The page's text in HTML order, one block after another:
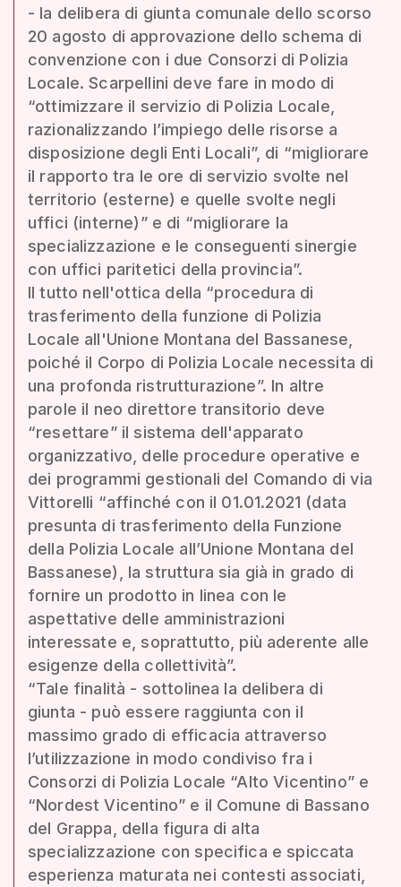
- la delibera di giunta comunale dello scorso
20 agosto di approvazione dello schema di
convenzione con i due Consorzi di Polizia
Locale. Scarpellini deve fare in modo di
“ottimizzare il servizio di Polizia Locale,
razionalizzando l’impiego delle risorse a
disposizione degli Enti Locali”, di “migliorare
il rapporto tra le ore di servizio svolte nel
territorio (esterne) e quelle svolte negli
uffici (interne)” e di “migliorare la
specializzazione e le conseguenti sinergie
con uffici paritetici della provincia”.
Il tutto nell'ottica della “procedura di
trasferimento della funzione di Polizia
Locale all'Unione Montana del Bassanese,
poiché il Corpo di Polizia Locale necessita di
una profonda ristrutturazione”. In altre
parole il neo direttore transitorio deve
“resettare” il sistema dell'apparato
organizzativo, delle procedure operative e
dei programmi gestionali del Comando di via
Vittorelli “affinché con il 01.01.2021 (data
presunta di trasferimento della Funzione
della Polizia Locale all’Unione Montana del
Bassanese), la struttura sia già in grado di
fornire un prodotto in linea con le
aspettative delle amministrazioni
interessate e, soprattutto, più aderente alle
esigenze della collettività”.
“Tale finalità - sottolinea la delibera di
giunta - può essere raggiunta con il
massimo grado di efficacia attraverso
l’utilizzazione in modo condiviso fra i
Consorzi di Polizia Locale “Alto Vicentino” e
“Nordest Vicentino” e il Comune di Bassano
del Grappa, della figura di alta
specializzazione con specifica e spiccata
esperienza maturata nei contesti associati,